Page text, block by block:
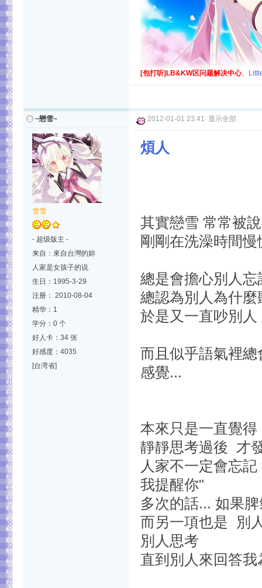
[包打听]LB&KW区问题解决中心、
~戀雪~
雪雪
- 超级版主 -
来自：來自台灣的妳
人家是女孩子的说
生日：1995-3-29
注册： 2010-08-04
精华：1
学分：0 个
好人卡：34 张
好感度：4035
[台湾省]
2012-01-01 23:41 显示全部
煩人
其實戀雪 常常被
剛剛在洗澡時間
總是會擔心別人
總認為別人為什
於是又一直吵別
而且似乎語氣裡
感覺...
本來只是一直覺
靜靜思考過後 才
人家不一定會忘
我提醒你"
多次的話... 如果
而另一項也是 別
別人思考
直到別人來回答我